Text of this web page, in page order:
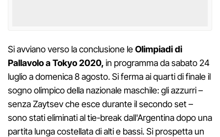
Si avviano verso la conclusione leOlimpiadi di
Pallavolo a Tokyo 2020, in programma da sabato 24
luglio a domenica 8 agosto. Si ferma ai quarti di finale il
sogno olimpico della nazionale maschile: gli azzurri –
senza Zaytsev che esce durante il secondo set –
sono stati eliminati al tie-break dall'Argentina dopo una
partita lunga costellata di alti e bassi. Si prospetta un